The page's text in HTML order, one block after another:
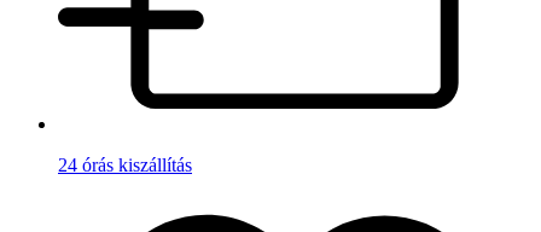
24 órás kiszállítás